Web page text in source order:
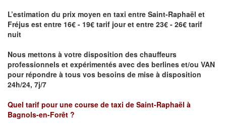
L’estimation du prix moyen en taxi entre Saint-Raphaël et
Fréjus est entre 16€ - 19€ tarif jour et entre 23€ - 26€ tarif
nuit
Nous mettons à votre disposition des chauffeurs
professionnels et expérimentés avec des berlines et/ou VAN
pour répondre à tous vos besoins de mise à disposition
24h/24, 7j/7
Quel tarif pour une course de taxi de Saint-Raphaël à
Bagnols-en-Forêt ?